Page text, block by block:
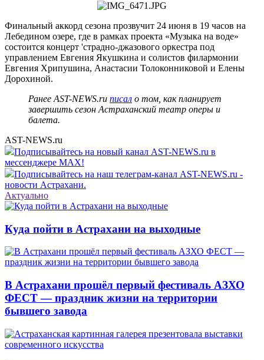
Финальный аккорд сезона прозвучит 24 июня в 19 часов на
Лебедином озере, где в рамках проекта «Музыка на воде»
состоится концерт 'страдно-джазового оркестра под
управлением Евгения Якушкина и солистов филармонии
Евгения Хрипушина, Анастасии Толоконниковой и Елены
Дорохиной.
Ранее AST-NEWS.ru писал о том, как планирует
завершить сезон Астраханский театр оперы и
балета.
AST-NEWS.ru
Подписывайтесь на новый канал AST-NEWS.ru в
мессенджере MAX!
Подписывайтесь на наш телеграм-канал AST-NEWS.ru -
новости Астрахани.
Актуально
Куда пойти в Астрахани на выходные
В Астрахани прошёл первый фестиваль АЗХО
ФЕСТ — праздник жизни на территории
бывшего завода